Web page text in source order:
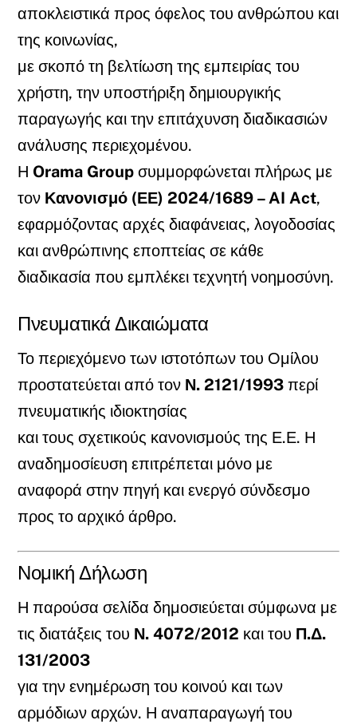
αποκλειστικά προς όφελος του ανθρώπου και
της κοινωνίας,
με σκοπό τη βελτίωση της εμπειρίας του
χρήστη, την υποστήριξη δημιουργικής
παραγωγής και την επιτάχυνση διαδικασιών
ανάλυσης περιεχομένου.
Η Orama Group συμμορφώνεται πλήρως με
τον Κανονισμό (ΕΕ) 2024/1689 – AI Act,
εφαρμόζοντας αρχές διαφάνειας, λογοδοσίας
και ανθρώπινης εποπτείας σε κάθε
διαδικασία που εμπλέκει τεχνητή νοημοσύνη.
Πνευματικά Δικαιώματα
Το περιεχόμενο των ιστοτόπων του Ομίλου
προστατεύεται από τον Ν. 2121/1993 περί
πνευματικής ιδιοκτησίας
και τους σχετικούς κανονισμούς της Ε.Ε. Η
αναδημοσίευση επιτρέπεται μόνο με
αναφορά στην πηγή και ενεργό σύνδεσμο
προς το αρχικό άρθρο.
Νομική Δήλωση
Η παρούσα σελίδα δημοσιεύεται σύμφωνα με
τις διατάξεις του Ν. 4072/2012 και του Π.Δ.
131/2003
για την ενημέρωση του κοινού και των
αρμόδιων αρχών. Η αναπαραγωγή του